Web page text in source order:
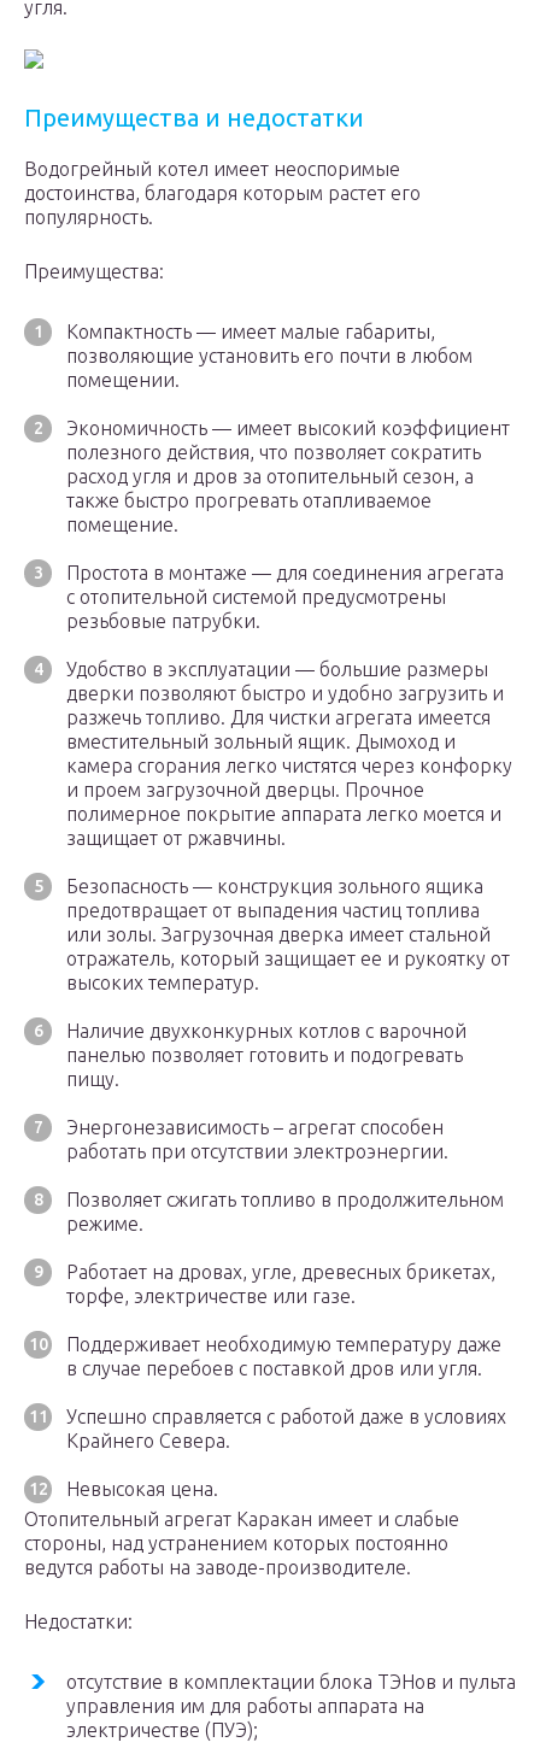
угля.
Преимущества и недостатки
Водогрейный котел имеет неоспоримые
достоинства, благодаря которым растет его
популярность.
Преимущества:
Компактность — имеет малые габариты,
позволяющие установить его почти в любом
помещении.
Экономичность — имеет высокий коэффициент
полезного действия, что позволяет сократить
расход угля и дров за отопительный сезон, а
также быстро прогревать отапливаемое
помещение.
Простота в монтаже — для соединения агрегата
с отопительной системой предусмотрены
резьбовые патрубки.
Удобство в эксплуатации — большие размеры
дверки позволяют быстро и удобно загрузить и
разжечь топливо. Для чистки агрегата имеется
вместительный зольный ящик. Дымоход и
камера сгорания легко чистятся через конфорку
и проем загрузочной дверцы. Прочное
полимерное покрытие аппарата легко моется и
защищает от ржавчины.
Безопасность — конструкция зольного ящика
предотвращает от выпадения частиц топлива
или золы. Загрузочная дверка имеет стальной
отражатель, который защищает ее и рукоятку от
высоких температур.
Наличие двухконкурных котлов с варочной
панелью позволяет готовить и подогревать
пищу.
Энергонезависимость – агрегат способен
работать при отсутствии электроэнергии.
Позволяет сжигать топливо в продолжительном
режиме.
Работает на дровах, угле, древесных брикетах,
торфе, электричестве или газе.
Поддерживает необходимую температуру даже
в случае перебоев с поставкой дров или угля.
Успешно справляется с работой даже в условиях
Крайнего Севера.
Невысокая цена.
Отопительный агрегат Каракан имеет и слабые
стороны, над устранением которых постоянно
ведутся работы на заводе-производителе.
Недостатки:
отсутствие в комплектации блока ТЭНов и пульта
управления им для работы аппарата на
электричестве (ПУЭ);